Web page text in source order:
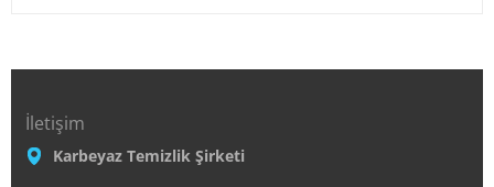
İletişim
Karbeyaz Temizlik Şirketi